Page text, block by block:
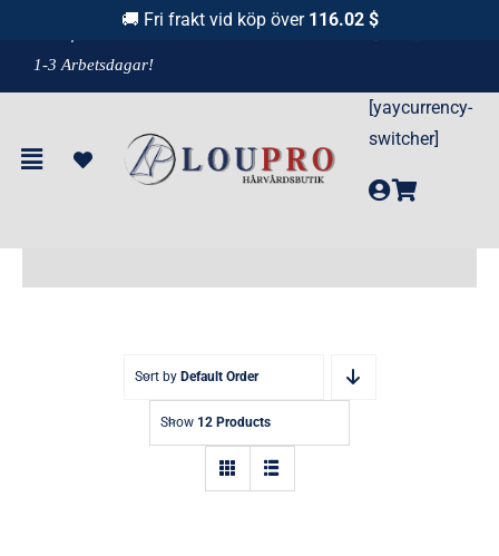
innehållet
& Leverans
1-3 Arbetsdagar!
[yaycurrency-
switcher]
För Skadat Hår
Sort by Default Order
Show 12 Products
🚚 Fri frakt vid köp över 116.02 $